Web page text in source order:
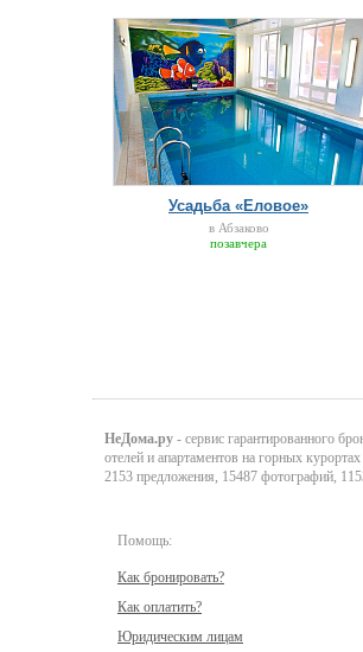
Усадьба «Еловое»
в Абзаково
позавчера
НеДома.ру - сервис гарантированного
отелей и апартаментов на горных
2153 предложения, 15487 фотографий,
Помощь:
Как бронировать?
Как оплатить?
Юридическим лицам